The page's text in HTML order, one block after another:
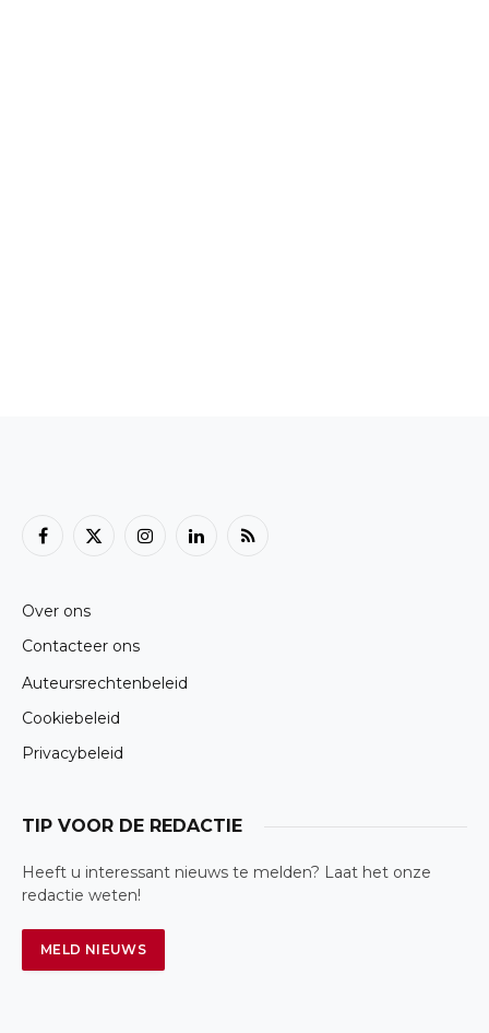
Facebook
X
InstagramLinkedInRSS
Over ons
Contacteer ons
Auteursrechtenbeleid
Cookiebeleid
Privacybeleid
TIP VOOR DE REDACTIE
Heeft u interessant nieuws te melden? Laat het onze
redactie weten!